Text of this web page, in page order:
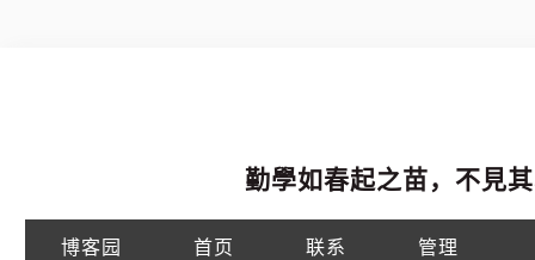
勤學如春起之苗，不見
博客园 首页 联系 管理